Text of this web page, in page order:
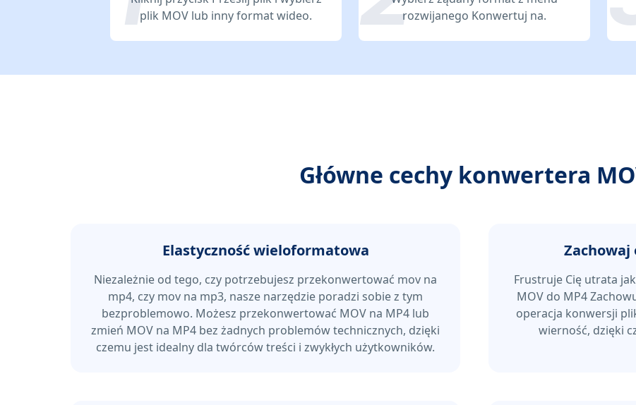
plik MOV lub inny format wideo.
rozwijanego Konwertuj na.
Główne cechy konwertera
Elastyczność wieloformatowa
Niezależnie od tego, czy potrzebujesz przekonwertować mov na
mp4, czy mov na mp3, nasze narzędzie poradzi sobie z tym
bezproblemowo. Możesz przekonwertować MOV na MP4 lub
zmień MOV na MP4 bez żadnych problemów technicznych, dzięki
czemu jest idealny dla twórców treści i zwykłych użytkowników.
Frustruje Cię utrata
MOV do MP4
operacja konwersji
wierność, dzięki